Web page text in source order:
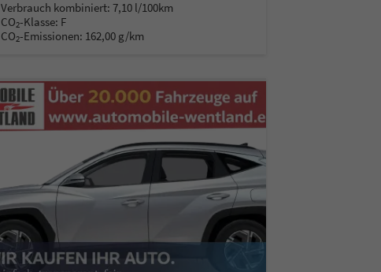
Verbrauch kombiniert:7,10 l/100km
CO2-Klasse: F
CO2-Emissionen: 162,00 g/km